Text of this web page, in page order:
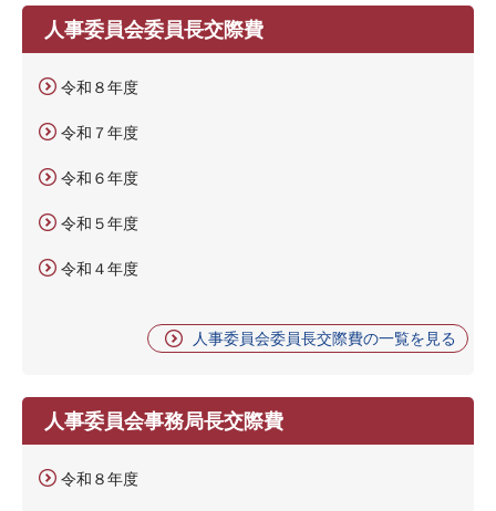
人事委員会委員長交際費
令和８年度
令和７年度
令和６年度
令和５年度
令和４年度
人事委員会委員長交際費の一覧を見る
人事委員会事務局長交際費
令和８年度